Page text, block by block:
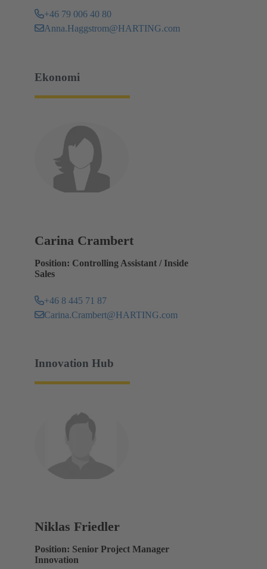
+46 79 006 40 80
Anna.Haggstrom@HARTING.com
Ekonomi
Carina Crambert
Position: Controlling Assistant / Inside
Sales
+46 8 445 71 87
Carina.Crambert@HARTING.com
Innovation Hub
Niklas Friedler
Position: Senior Project Manager
Innovation